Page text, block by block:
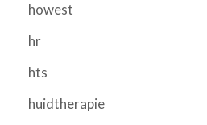
howest
hr
hts
huidtherapie